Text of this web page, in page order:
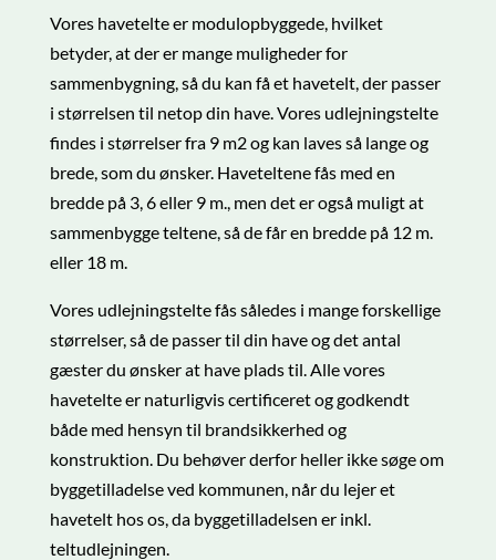
Vores havetelte er modulopbyggede, hvilket
betyder, at der er mange muligheder for
sammenbygning, så du kan få et havetelt, der passer
i størrelsen til netop din have. Vores udlejningstelte
findes i størrelser fra 9 m2 og kan laves så lange og
brede, som du ønsker. Haveteltene fås med en
bredde på 3, 6 eller 9 m., men det er også muligt at
sammenbygge teltene, så de får en bredde på 12 m.
eller 18 m.
Vores udlejningstelte fås således i mange forskellige
størrelser, så de passer til din have og det antal
gæster du ønsker at have plads til. Alle vores
havetelte er naturligvis certificeret og godkendt
både med hensyn til brandsikkerhed og
konstruktion. Du behøver derfor heller ikke søge om
byggetilladelse ved kommunen, når du lejer et
havetelt hos os, da byggetilladelsen er inkl.
teltudlejningen.